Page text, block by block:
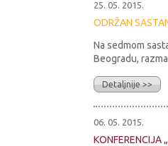
25. 05. 2015.
ODRŽAN
Na sedmom
Beogradu,
Detaljnije >>
06. 05. 2015.
KONFERENCIJA